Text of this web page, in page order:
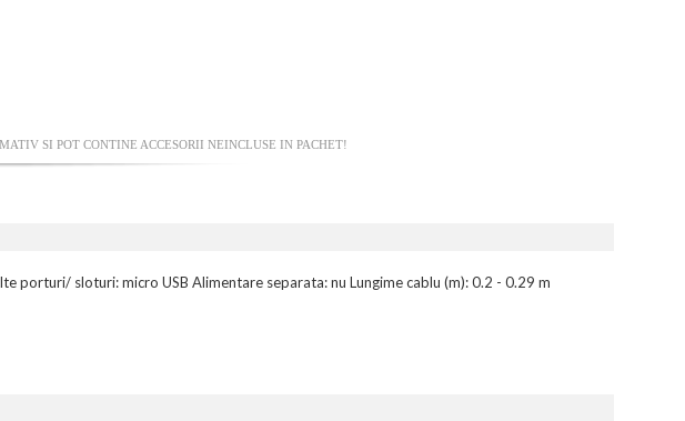
SI POT CONTINE ACCESORII NEINCLUSE IN PACHET!
porturi/ sloturi: micro USB Alimentare separata: nu Lungime cablu (m): 0.2 - 0.29 m